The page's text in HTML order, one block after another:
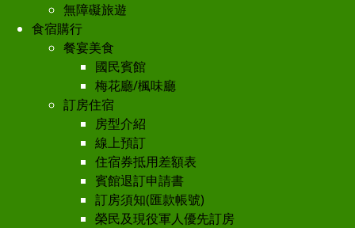
無障礙旅遊
食宿購行
餐宴美食
國民賓館
梅花廳/楓味廳
訂房住宿
房型介紹
線上預訂
住宿券抵用差額表
賓館退訂申請書
訂房須知(匯款帳號)
榮民及現役軍人優先訂房